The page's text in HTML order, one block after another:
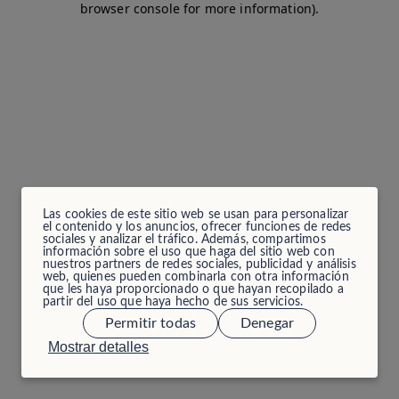
Las cookies de este sitio web se usan para personalizar
el contenido y los anuncios, ofrecer funciones de redes
sociales y analizar el tráfico. Además, compartimos
información sobre el uso que haga del sitio web con
nuestros partners de redes sociales, publicidad y análisis
web, quienes pueden combinarla con otra información
que les haya proporcionado o que hayan recopilado a
partir del uso que haya hecho de sus servicios.
Mostrar detalles
Permitir todas Denegar
browser console for more information).